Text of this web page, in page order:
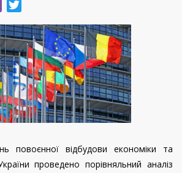
Viber
повоєнної відбудови економіки та
проведено порівняльний аналіз